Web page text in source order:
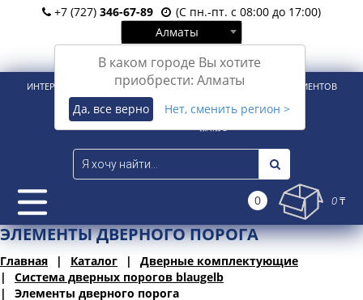
+7 (727) 346-67-89
(С пн.-пт. с 08:00 до 17:00)
Алматы
В каком городе Вы хотите
приобрести: Алматы
Да, все верно Нет, сменить регион >
Вход Регистрация
ИНТЕРНЕТ-МАГАЗИН ДЛЯ РОЗНИЧНЫХ И КОРПОРАТИВНЫХ КЛИЕНТОВ
0 0 ₸
ЭЛЕМЕНТЫ ДВЕРНОГО ПОРОГА
Главная Каталог
Дверные комплектующие
Система дверных порогов blaugelb
Элементы дверного порога